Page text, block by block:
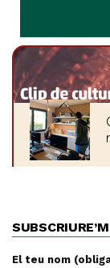
El teu nom